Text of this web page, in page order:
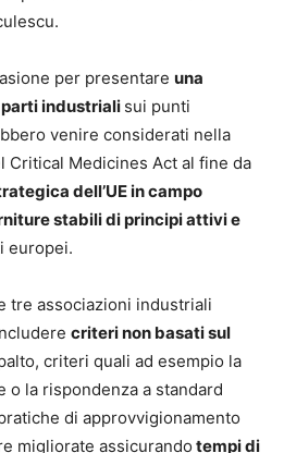
per presentare una
industriali sui punti
venire considerati nella
Critical Medicines Act al fine da
dell’UE in campo
stabili di principi attivi e
europei.
tre associazioni industriali
criteri non basati sul
criteri quali ad esempio la
la rispondenza a standard
di approvvigionamento
migliorate assicurando tempi di